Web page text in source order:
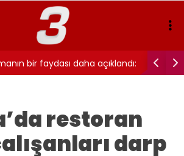
bir faydası daha açıklandı:
7 yıl detayı dikkat çekti
restoran
darp